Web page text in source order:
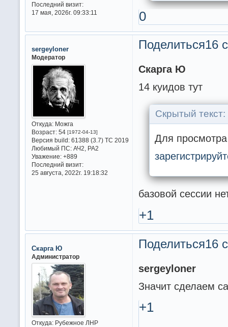
Последний визит:
17 мая, 2026г. 09:33:11
0
Поделиться16
sergeyloner
Модератор
Откуда:Можга
Возраст:54 [1972-04-13]
Версия build:61388 (3.7) ТС 2019
Любимый ПС:АЧ2, РА2
Уважение: +889
Последний визит:
25 августа, 2022г. 19:18:32
Скарга Ю
14 куидов тут
Скрытый текст:
Для
базовой сессии
+1
Поделиться16
Скарга Ю
Администратор
Откуда:Рубежное ЛНР
sergeyloner
Значит сделаем
+1